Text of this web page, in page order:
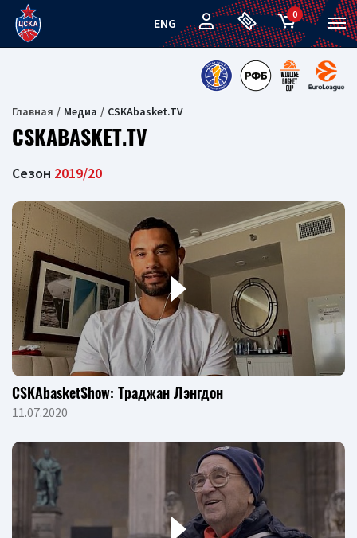
ENG
0
Главная Медиа CSKAbasket.TV
CSKABASKET.TV
Сезон 2019/20
CSKAbasketShow: Траджан Лэнгдон
11.07.2020